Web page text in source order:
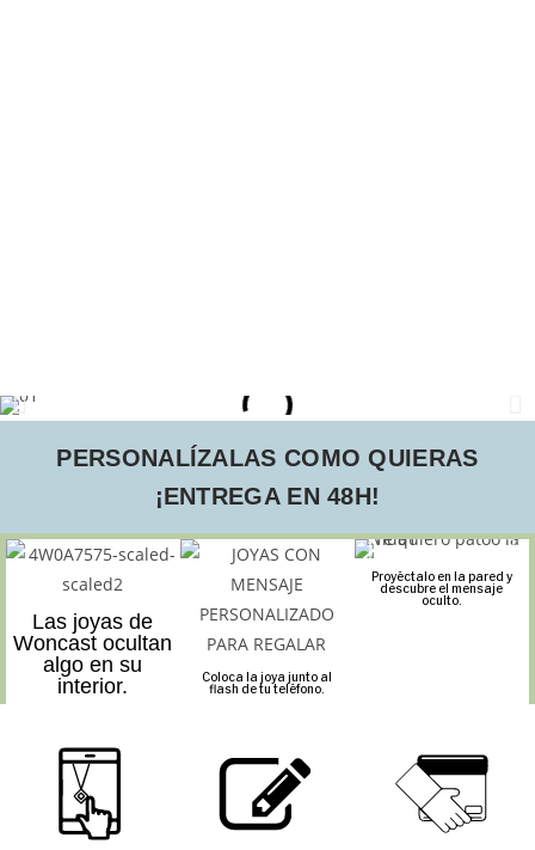
PERSONALÍZALAS COMO QUIERAS
¡ENTREGA EN 48H!
Las joyas de
Woncast ocultan
algo en su
interior.
Coloca la joya junto al
flash de tu teléfono.
Proyéctalo en la pared y
descubre el mensaje
oculto.